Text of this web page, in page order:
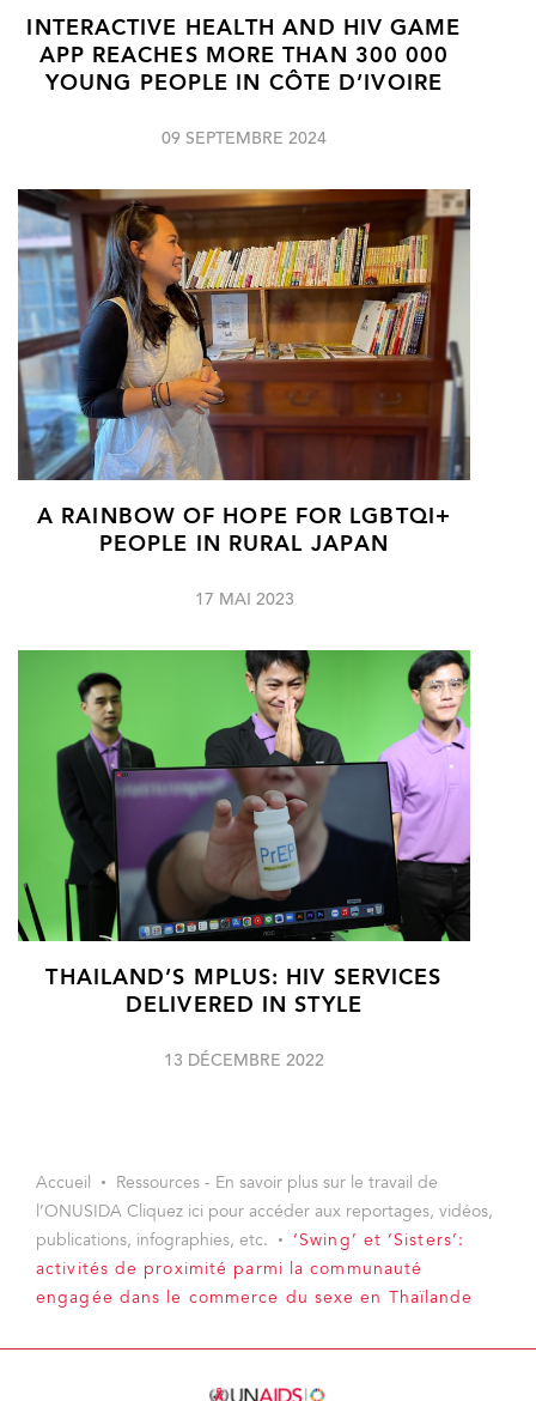
INTERACTIVE HEALTH AND HIV GAME
APP REACHES MORE THAN 300 000
YOUNG PEOPLE IN CÔTE D’IVOIRE
09 SEPTEMBRE 2024
A RAINBOW OF HOPE FOR LGBTQI+
PEOPLE IN RURAL JAPAN
17 MAI 2023
THAILAND’S MPLUS: HIV SERVICES
DELIVERED IN STYLE
13 DÉCEMBRE 2022
Accueil
Ressources - En savoir plus sur le travail de
l’ONUSIDA Cliquez ici pour accéder aux reportages, vidéos,
publications, infographies, etc.
‘Swing’ et ‘Sisters’:
activités de proximité parmi la communauté
engagée dans le commerce du sexe en Thaïlande